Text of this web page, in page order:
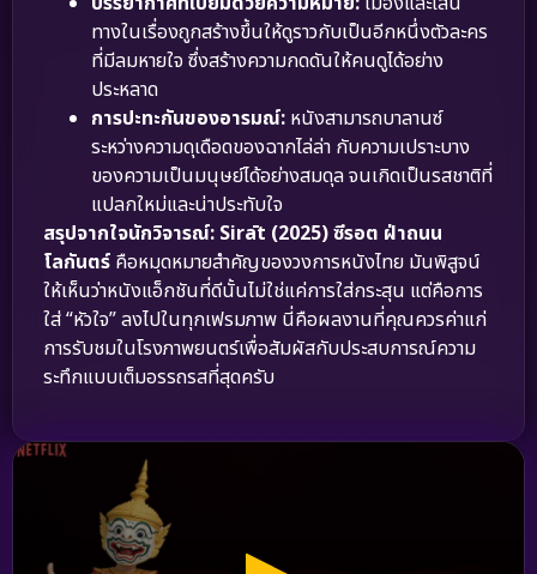
ทางในเรื่องถูกสร้างขึ้นให้ดูราวกับเป็นอีกหนึ่งตัวละคร
ที่มีลมหายใจ ซึ่งสร้างความกดดันให้คนดูได้อย่าง
ประหลาด
การปะทะกันของอารมณ์: หนังสามารถบาลานซ์
ระหว่างความดุเดือดของฉากไล่ล่า กับความเปราะบาง
ของความเป็นมนุษย์ได้อย่างสมดุล จนเกิดเป็นรสชาติที่
แปลกใหม่และน่าประทับใจ
สรุปจากใจนักวิจารณ์: Sirāt (2025) ซีรอต ฝ่าถนน
โลกันตร์ คือหมุดหมายสำคัญของวงการหนังไทย มันพิสูจน์
ให้เห็นว่าหนังแอ็กชันที่ดีนั้นไม่ใช่แค่การใส่กระสุน แต่คือการ
ใส่ “หัวใจ” ลงไปในทุกเฟรมภาพ นี่คือผลงานที่คุณควรค่าแก่
การรับชมในโรงภาพยนตร์เพื่อสัมผัสกับประสบการณ์ความ
ระทึกแบบเต็มอรรถรสที่สุดครับ